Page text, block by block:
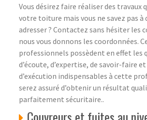
Vous désirez faire réaliser des travaux
votre toiture mais vous ne savez pas à
adresser ? Contactez sans hésiter les
nous vous donnons les coordonnées.
professionnels possèdent en effet les
d’écoute, d’expertise, de savoir-faire
d’exécution indispensables à cette
serez assuré d’obtenir un résultat
parfaitement sécuritaire..